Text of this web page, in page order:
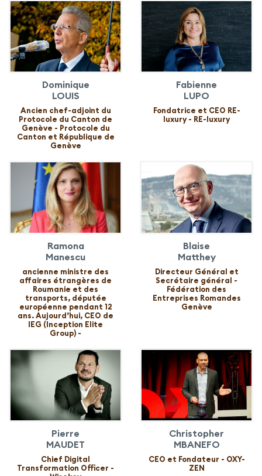
Dominique
LOUIS
Ancien chef-adjoint du
Protocole du Canton de
Genève - Protocole du
Canton et République de
Genève
Fabienne
LUPO
Fondatrice et CEO RE-
luxury - RE-luxury
Ramona
Manescu
ancienne ministre des
affaires étrangères de
Roumanie et des
transports, députée
européenne pendant 12
ans. Aujourd’hui, CEO de
IEG (Inception Elite
Group) -
Blaise
Matthey
Directeur Général et
Secrétaire général -
Fédération des
Entreprises Romandes
Genève
Pierre
MAUDET
Chief Digital
Transformation Officer -
Christopher
MBANEFO
CEO et Fondateur - OXY-
ZEN